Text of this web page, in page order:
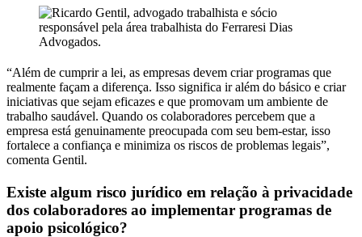
“Além de cumprir a lei, as empresas devem criar programas que
realmente façam a diferença. Isso significa ir além do básico e criar
iniciativas que sejam eficazes e que promovam um ambiente de
trabalho saudável. Quando os colaboradores percebem que a
empresa está genuinamente preocupada com seu bem-estar, isso
fortalece a confiança e minimiza os riscos de problemas legais”,
comenta Gentil.
Existe algum risco jurídico em relação à privacidade
dos colaboradores ao implementar programas de
apoio psicológico?